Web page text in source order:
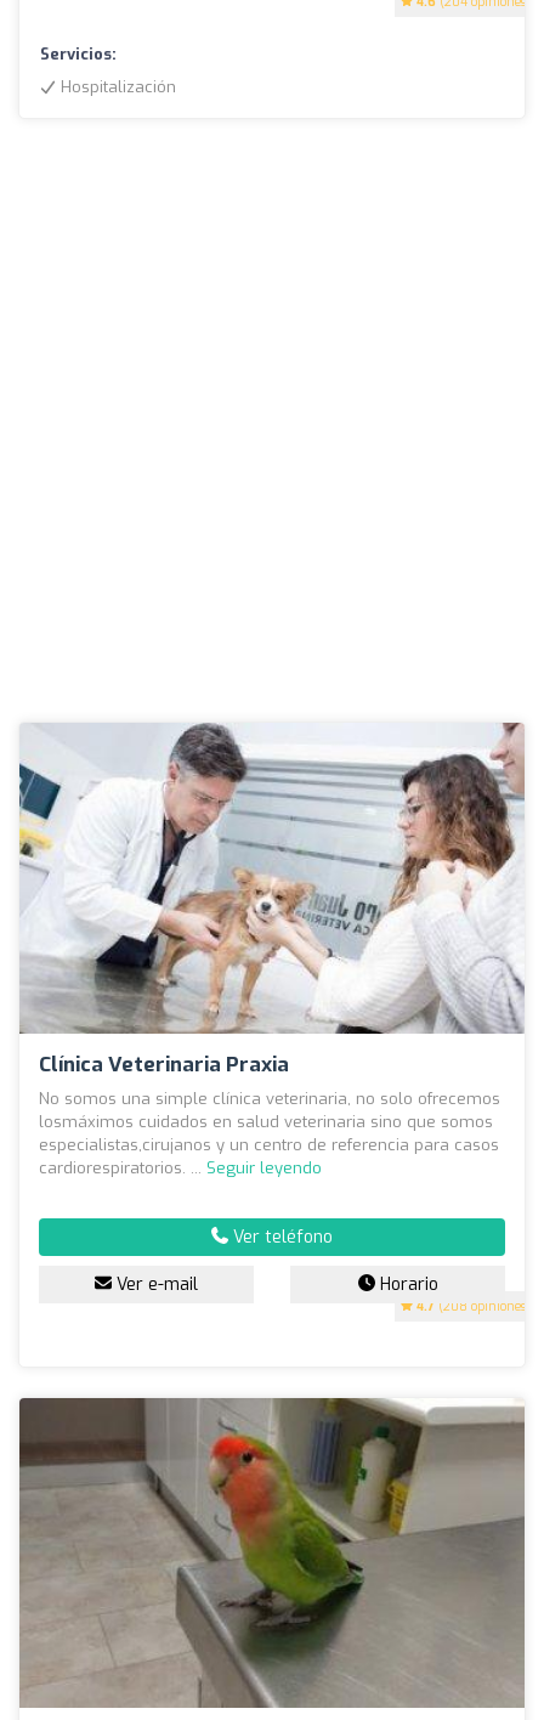
Servicios:
Hospitalización
Clínica Veterinaria Praxia
4.7 (208 opiniones)
No somos una simple clínica veterinaria, no solo ofrecemos
losmáximos cuidados en salud veterinaria sino que somos
especialistas,cirujanos y un centro de referencia para casos
cardiorespiratorios. ... Seguir leyendo
Ver teléfono
Ver e-mail Horario